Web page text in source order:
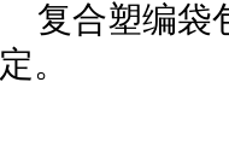
复合塑编袋
定。